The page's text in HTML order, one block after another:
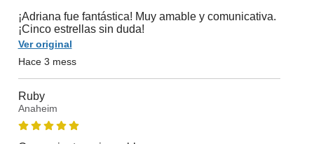
¡Adriana fue fantástica! Muy amable y comunicativa.
¡Cinco estrellas sin duda!
Ver original
Hace 3 mess
Ruby
Anaheim